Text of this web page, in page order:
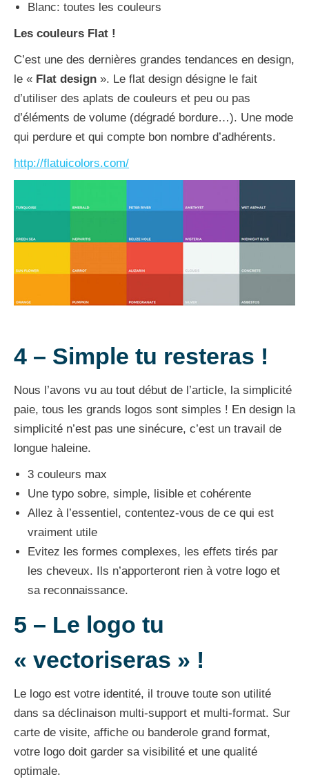
Blanc: toutes les couleurs
Les couleurs Flat !
C’est une des dernières grandes tendances en design,
le « Flat design ». Le flat design désigne le fait
d’utiliser des aplats de couleurs et peu ou pas
d’éléments de volume (dégradé bordure…). Une mode
qui perdure et qui compte bon nombre d’adhérents.
http://flatuicolors.com/
4 – Simple tu resteras !
Nous l’avons vu au tout début de l’article, la simplicité
paie, tous les grands logos sont simples ! En design la
simplicité n’est pas une sinécure, c’est un travail de
longue haleine.
3 couleurs max
Une typo sobre, simple, lisible et cohérente
Allez à l’essentiel, contentez-vous de ce qui est
vraiment utile
Evitez les formes complexes, les effets tirés par
les cheveux. Ils n’apporteront rien à votre logo et
sa reconnaissance.
5 – Le logo tu
« vectoriseras » !
Le logo est votre identité, il trouve toute son utilité
dans sa déclinaison multi-support et multi-format. Sur
carte de visite, affiche ou banderole grand format,
votre logo doit garder sa visibilité et une qualité
optimale.